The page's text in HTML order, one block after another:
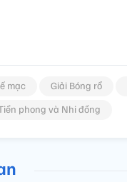
mạc Giải Bóng rổ
phong và Nhi đồng